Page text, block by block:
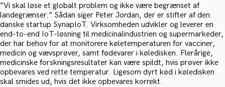
”Vi skal løse et globalt problem og ikke være begrænset af
landegrænser.” Sådan siger Peter Jordan, der er stifter af den
danske startup SynapIoT. Virksomheden udvikler og leverer en
end-to-end IoT-løsning til medicinalindustrien og supermarkeder,
der har behov for at monitorere køletemperaturen for vacciner,
medicin og vævsprøver, samt fødevarer i køledisken. Flerårige,
medicinske forskningsresultater kan være spildt, hvis prøver ikke
opbevares ved rette temperatur. Ligesom dyrt kød i køledisken
skal smides ud, hvis det ikke opbevares korrekt.